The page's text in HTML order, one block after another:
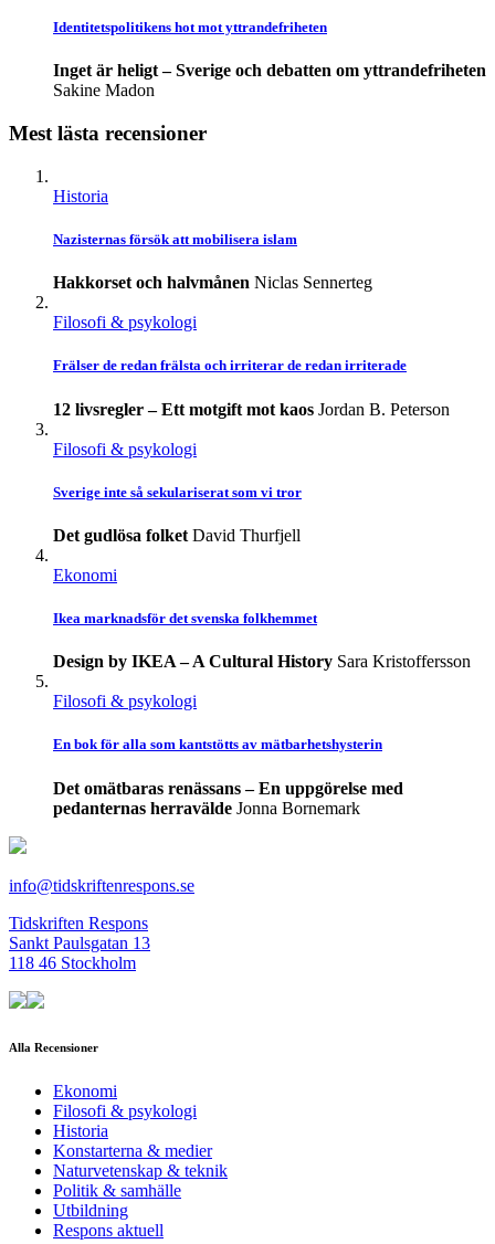
Identitetspolitikens hot mot yttrandefriheten
Inget är heligt – Sverige och debatten om yttrandefriheten
Sakine Madon
Mest lästa recensioner
Historia
Nazisternas försök att mobilisera islam
Hakkorset och halvmånen Niclas Sennerteg
Filosofi & psykologi
Frälser de redan frälsta och irriterar de redan irriterade
12 livsregler – Ett motgift mot kaos Jordan B. Peterson
Filosofi & psykologi
Sverige inte så sekulariserat som vi tror
Det gudlösa folket David Thurfjell
Ekonomi
Ikea marknadsför det svenska folkhemmet
Design by IKEA – A Cultural History Sara Kristoffersson
Filosofi & psykologi
En bok för alla som kantstötts av mätbarhetshysterin
Det omätbaras renässans – En uppgörelse med
pedanternas herravälde Jonna Bornemark
info@tidskriftenrespons.se
Tidskriften Respons
Sankt Paulsgatan 13
118 46 Stockholm
Alla Recensioner
Ekonomi
Filosofi & psykologi
Historia
Konstarterna & medier
Naturvetenskap & teknik
Politik & samhälle
Utbildning
Respons aktuell